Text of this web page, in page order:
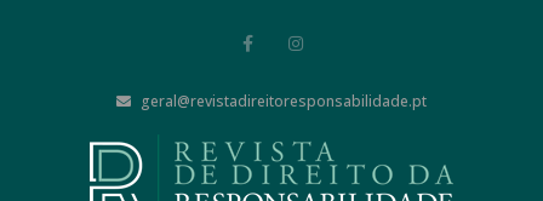
geral@revistadireitoresponsabilidade.pt